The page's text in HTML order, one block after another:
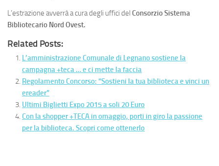
L’estrazione avverrà a cura degli uffici del Consorzio Sistema
Bibliotecario Nord Ovest.
Related Posts:
L’amministrazione Comunale di Legnano sostiene la
campagna +teca … e ci mette la faccia
Regolamento Concorso: “Sostieni la tua biblioteca e vinci un
ereader”
Ultimi Biglietti Expo 2015 a soli 20 Euro
Con la shopper +TECA in omaggio, porti in giro la passione
per la biblioteca. Scopri come ottenerlo